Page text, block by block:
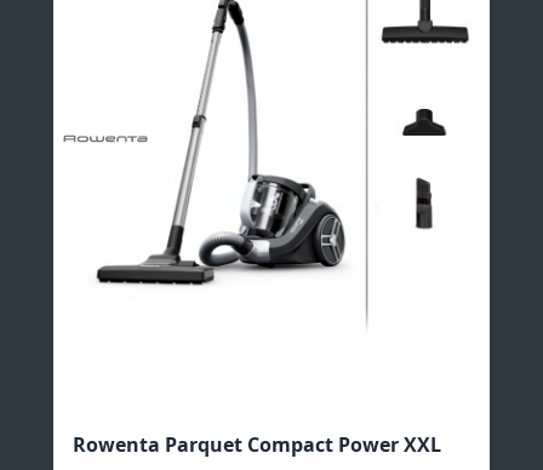
Rowenta Parquet Compact Power XXL